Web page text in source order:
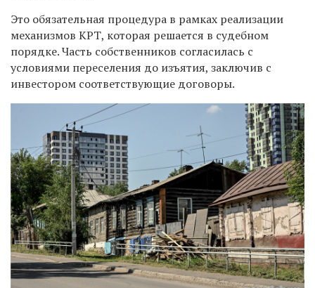
Это обязательная процедура в рамках реализации
механизмов КРТ, которая решается в судебном
порядке. Часть собственников согласилась с
условиями переселения до изъятия, заключив с
инвестором соответствующие договоры.